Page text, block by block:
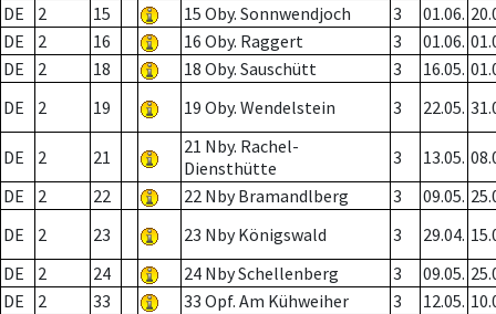
DE
2 15 15 Oby. Sonnwendjoch 3 01.06.
DE
2 16 16 Oby. Raggert 3 01.06.
DE
2 18 18 Oby. Sauschütt 3 16.05.
DE
2 19 19 Oby. Wendelstein 3 22.05.
DE 2 21
21 Nby. Rachel-
Diensthütte
3 13.05.
DE
2 22 22 Nby Bramandlberg 3 09.05.
DE
2 23 23 Nby Königswald 3 29.04.
DE
2 24 24 Nby Schellenberg 3 09.05.
DE
2 33 33 Opf. Am Kühweiher 3 12.05.